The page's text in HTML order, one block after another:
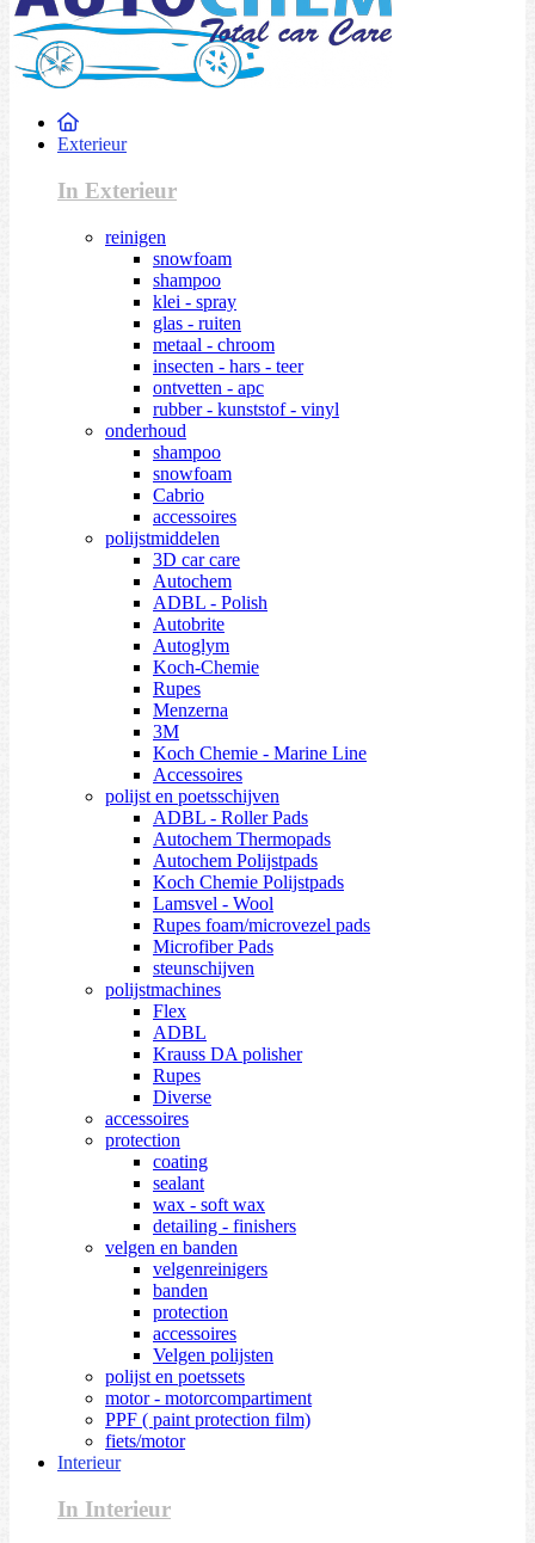
Exterieur
In Exterieur
reinigen
snowfoam
shampoo
klei - spray
glas - ruiten
metaal - chroom
insecten - hars - teer
ontvetten - apc
rubber - kunststof - vinyl
onderhoud
shampoo
snowfoam
Cabrio
accessoires
polijstmiddelen
3D car care
Autochem
ADBL - Polish
Autobrite
Autoglym
Koch-Chemie
Rupes
Menzerna
3M
Koch Chemie - Marine Line
Accessoires
polijst en poetsschijven
ADBL - Roller Pads
Autochem Thermopads
Autochem Polijstpads
Koch Chemie Polijstpads
Lamsvel - Wool
Rupes foam/microvezel pads
Microfiber Pads
steunschijven
polijstmachines
Flex
ADBL
Krauss DA polisher
Rupes
Diverse
accessoires
protection
coating
sealant
wax - soft wax
detailing - finishers
velgen en banden
velgenreinigers
banden
protection
accessoires
Velgen polijsten
polijst en poetssets
motor - motorcompartiment
PPF ( paint protection film)
fiets/motor
Interieur
In Interieur